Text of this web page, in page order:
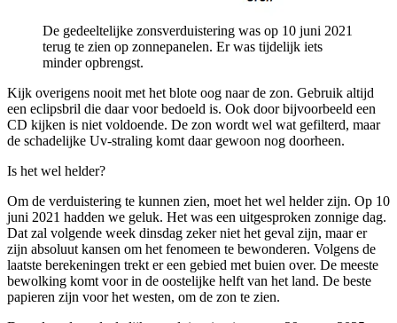
De gedeeltelijke zonsverduistering was op 10 juni 2021
terug te zien op zonnepanelen. Er was tijdelijk iets
minder opbrengst.
Kijk overigens nooit met het blote oog naar de zon. Gebruik altijd
een eclipsbril die daar voor bedoeld is. Ook door bijvoorbeeld een
CD kijken is niet voldoende. De zon wordt wel wat gefilterd, maar
de schadelijke Uv-straling komt daar gewoon nog doorheen.
Is het wel helder?
Om de verduistering te kunnen zien, moet het wel helder zijn. Op 10
juni 2021 hadden we geluk. Het was een uitgesproken zonnige dag.
Dat zal volgende week dinsdag zeker niet het geval zijn, maar er
zijn absoluut kansen om het fenomeen te bewonderen. Volgens de
laatste berekeningen trekt er een gebied met buien over. De meeste
bewolking komt voor in de oostelijke helft van het land. De beste
papieren zijn voor het westen, om de zon te zien.